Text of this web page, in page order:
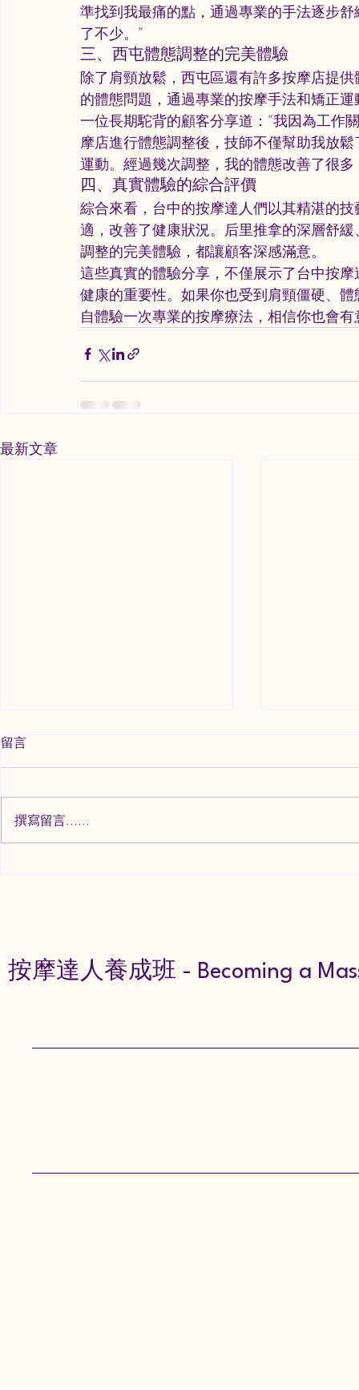
準找到我最痛的點，通過專業的手法逐步
了不少。”
三、西屯體態調整的完美體驗
除了肩頸放鬆，西屯區還有許多按摩店提
的體態問題，通過專業的按摩手法和矯正
一位長期駝背的顧客分享道：“我因為工作
摩店進行體態調整後，技師不僅幫助我放
運動。經過幾次調整，我的體態改善了很
四、真實體驗的綜合評價
綜合來看，台中的按摩達人們以其精湛的
適，改善了健康狀況。后里推拿的深層舒
調整的完美體驗，都讓顧客深感滿意。
這些真實的體驗分享，不僅展示了台中按
健康的重要性。如果你也受到肩頸僵硬、
自體驗一次專業的按摩療法，相信你也會
最新文章
留言
撰寫留言......
按摩達人養成班 - Becoming a